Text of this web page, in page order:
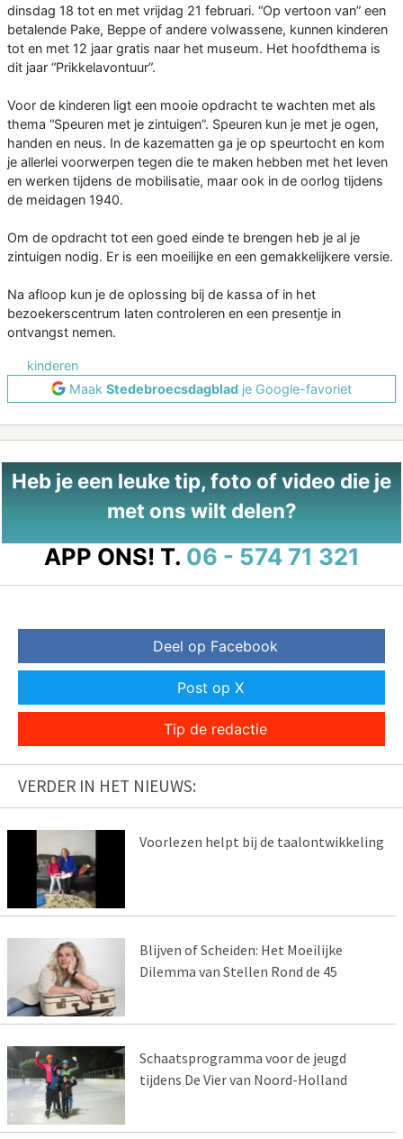
dinsdag 18 tot en met vrijdag 21 februari. “Op vertoon van” een
betalende Pake, Beppe of andere volwassene, kunnen kinderen
tot en met 12 jaar gratis naar het museum. Het hoofdthema is
dit jaar “Prikkelavontuur”.
Voor de kinderen ligt een mooie opdracht te wachten met als
thema “Speuren met je zintuigen”. Speuren kun je met je ogen,
handen en neus. In de kazematten ga je op speurtocht en kom
je allerlei voorwerpen tegen die te maken hebben met het leven
en werken tijdens de mobilisatie, maar ook in de oorlog tijdens
de meidagen 1940.
Om de opdracht tot een goed einde te brengen heb je al je
zintuigen nodig. Er is een moeilijke en een gemakkelijkere versie.
Na afloop kun je de oplossing bij de kassa of in het
bezoekerscentrum laten controleren en een presentje in
ontvangst nemen.
kinderen
Maak Stedebroecsdagblad je Google-favoriet
Heb je een leuke tip, foto of video die je
met ons wilt delen?
APP ONS! T. 06 - 574 71 321
Deel op Facebook
Post op X
Tip de redactie
VERDER IN HET NIEUWS:
Voorlezen helpt bij de taalontwikkeling
Blijven of Scheiden: Het Moeilijke
Dilemma van Stellen Rond de 45
Schaatsprogramma voor de jeugd
tijdens De Vier van Noord-Holland